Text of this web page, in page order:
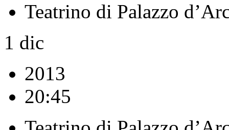
Teatrino di Palazzo
1 dic
2013
20:45